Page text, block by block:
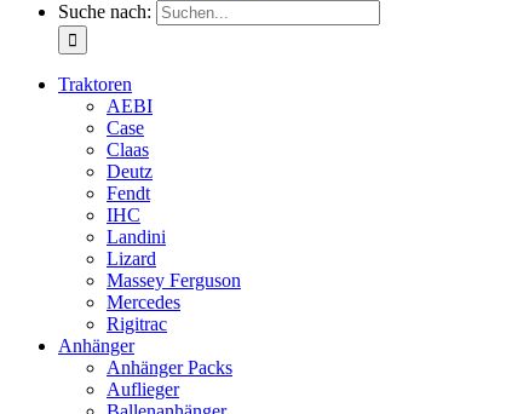
Suche nach:
Traktoren
AEBI
Case
Claas
Deutz
Fendt
IHC
Landini
Lizard
Massey Ferguson
Mercedes
Rigitrac
Anhänger
Anhänger Packs
Auflieger